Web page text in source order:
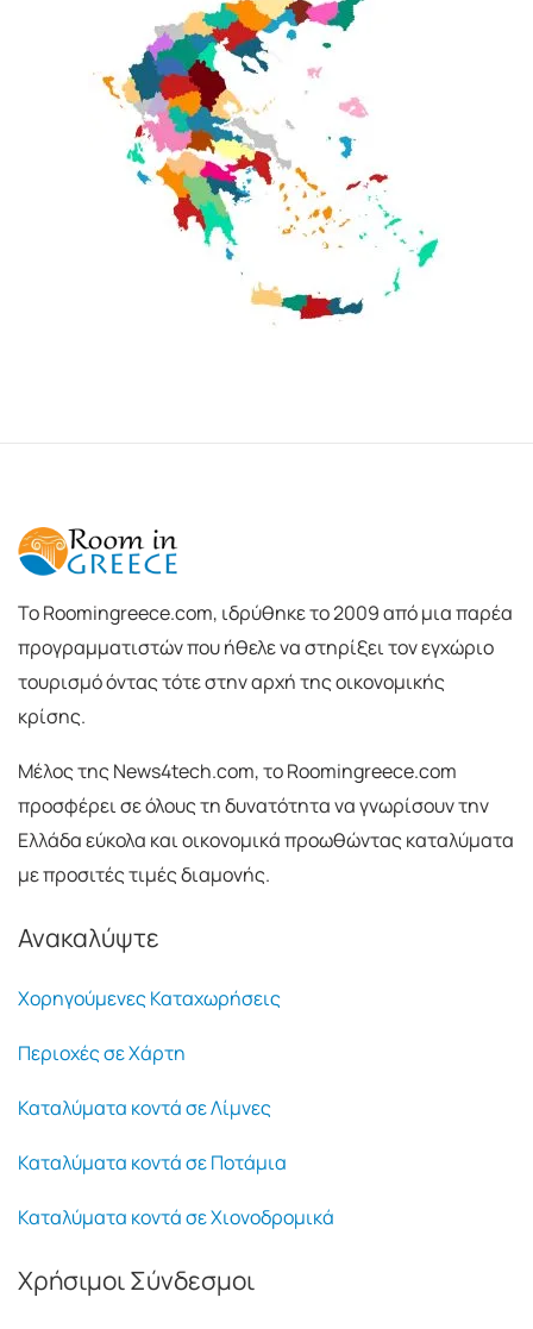
To Roomingreece.com, ιδρύθηκε το 2009 από μια παρέα
προγραμματιστών που ήθελε να στηρίξει τον εγχώριο
τουρισμό όντας τότε στην αρχή της οικονομικής
κρίσης.
Μέλος της News4tech.com, το Roomingreece.com
προσφέρει σε όλους τη δυνατότητα να γνωρίσουν την
Ελλάδα εύκολα και οικονομικά προωθώντας καταλύματα
με προσιτές τιμές διαμονής.
Ανακαλύψτε
Χορηγούμενες Καταχωρήσεις
Περιοχές σε Χάρτη
Καταλύματα κοντά σε Λίμνες
Καταλύματα κοντά σε Ποτάμια
Καταλύματα κοντά σε Χιονοδρομικά
Χρήσιμοι Σύνδεσμοι